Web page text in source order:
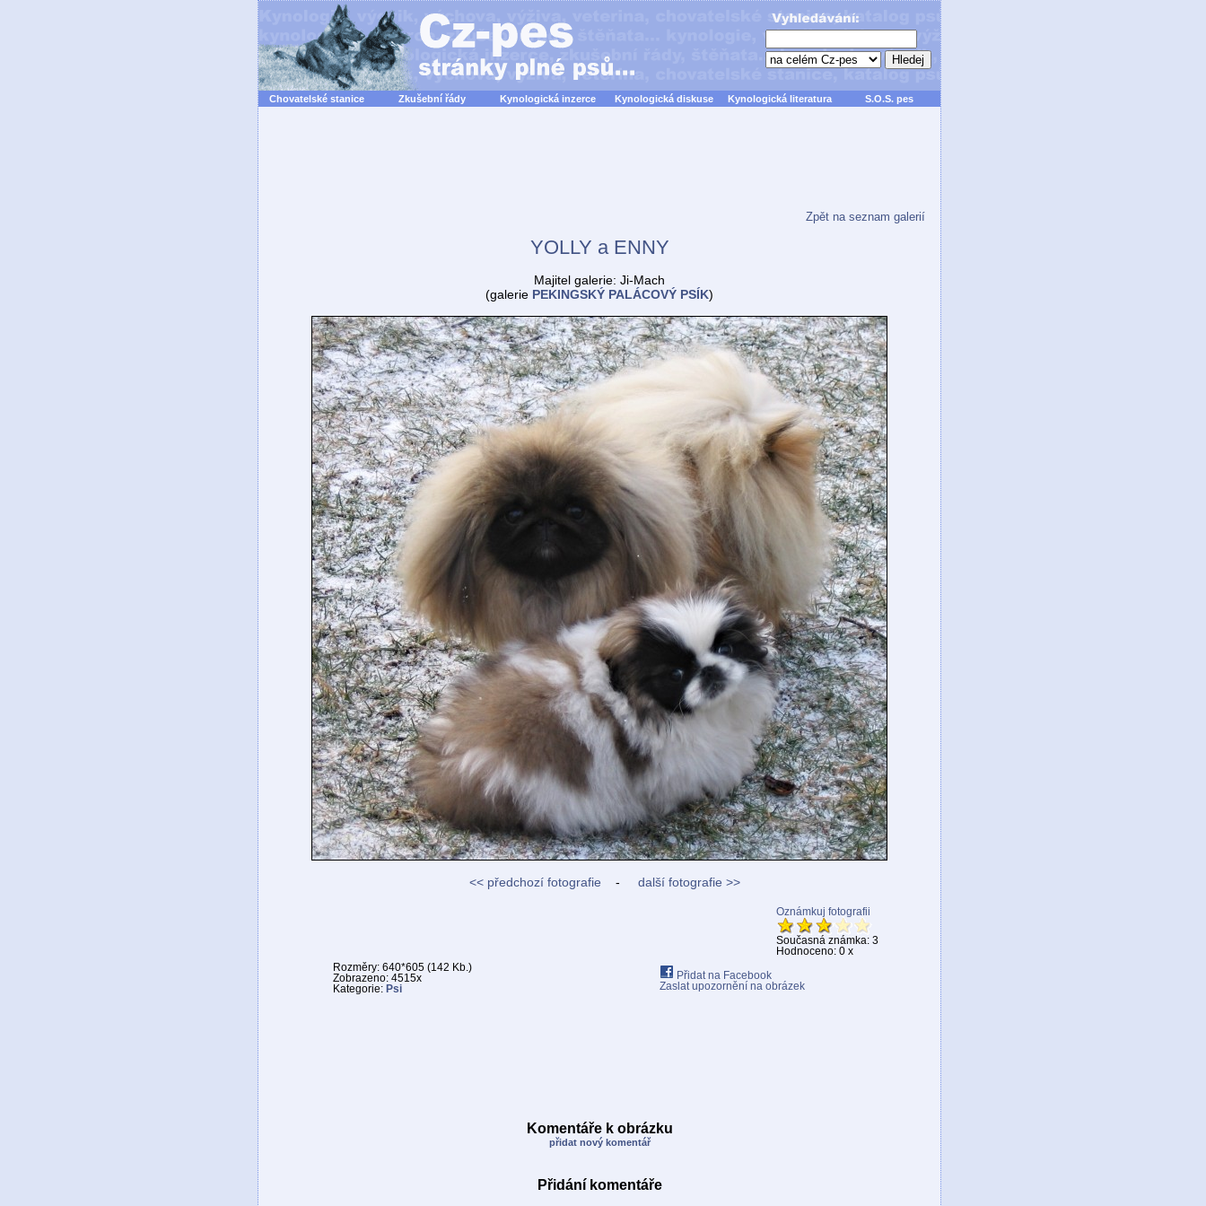
Chovatelské stanice Zkušební řády Kynologická inzerce Kynologická diskuse Kynologická literatura S.O.S. pes
Zpět na seznam galerií
YOLLY a ENNY
Majitel galerie: Ji-Mach
(galerie PEKINGSKÝ PALÁCOVÝ PSÍK)
<< předchozí fotografie - další fotografie >>
Oznámkuj fotografii
Současná známka: 3
Hodnoceno: 0 x
Rozměry: 640*605 (142 Kb.)
Zobrazeno: 4515x
Kategorie: Psi
Přidat na Facebook
Zaslat upozornění na obrázek
Komentáře k obrázku
přidat nový komentář
Přidání komentáře